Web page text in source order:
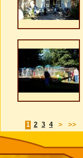
1 2 3 4 > >>